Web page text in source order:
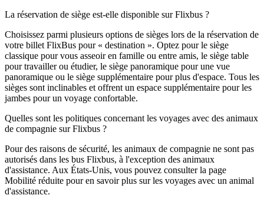
La réservation de siège est-elle disponible sur Flixbus ?
Choisissez parmi plusieurs options de sièges lors de la réservation de
votre billet FlixBus pour « destination ». Optez pour le siège
classique pour vous asseoir en famille ou entre amis, le siège table
pour travailler ou étudier, le siège panoramique pour une vue
panoramique ou le siège supplémentaire pour plus d'espace. Tous les
sièges sont inclinables et offrent un espace supplémentaire pour les
jambes pour un voyage confortable.
Quelles sont les politiques concernant les voyages avec des animaux
de compagnie sur Flixbus ?
Pour des raisons de sécurité, les animaux de compagnie ne sont pas
autorisés dans les bus Flixbus, à l'exception des animaux
d'assistance. Aux États-Unis, vous pouvez consulter la page
Mobilité réduite pour en savoir plus sur les voyages avec un animal
d'assistance.